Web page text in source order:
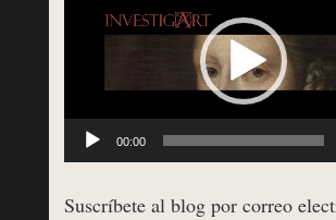
00:00
Suscríbete al blog por correo